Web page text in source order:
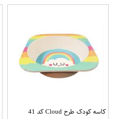
کاسه کودک طرح Cloud کد 41